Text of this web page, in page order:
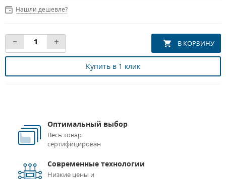
Нашли дешевле?
Купить в 1 клик
Оптимальный выбор
Весь товар
сертифицирован
Современные технологии
Низкие цены и